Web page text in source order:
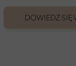
DOWIEDZ SIĘ